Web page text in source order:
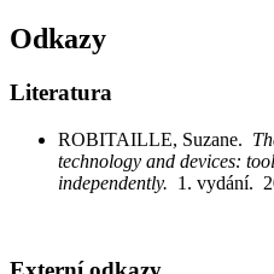
Odkazy
Literatura
ROBITAILLE, Suzane.
technology and devices:
independently. 1. vydání.